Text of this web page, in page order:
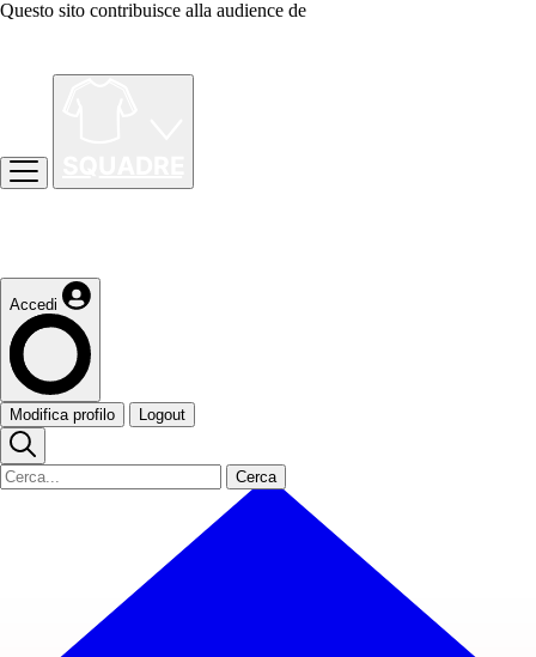
Questo sito contribuisce alla audience de
Accedi
Modifica profilo Logout
Cerca